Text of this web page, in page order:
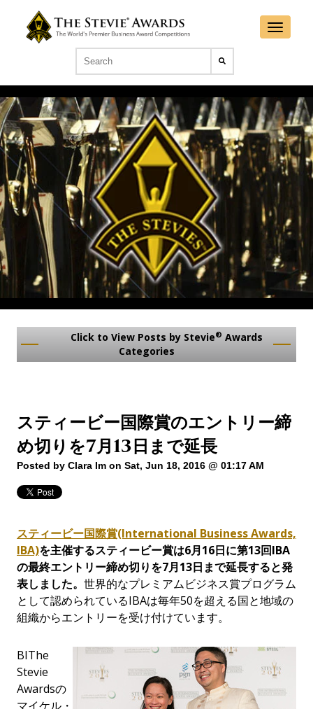
Click to View Posts by Stevie® Awards
Categories
スティービー国際賞のエントリー締
め切りを7月13日まで延長
Posted by Clara Im on Sat, Jun 18, 2016 @ 01:17 AM
スティービー国際賞(International Business Awards,
IBA)を主催するスティービー賞は6月16日に第13回IBA
の最終エントリー締め切りを7月13日まで延長すると発
表しました。 世界的なプレミアムビジネス賞プログラム
として認められているIBAは毎年50を超える国と地域の
組織からエントリーを受け付けています。
BIThe
Stevie
Awardsの
マイケル・